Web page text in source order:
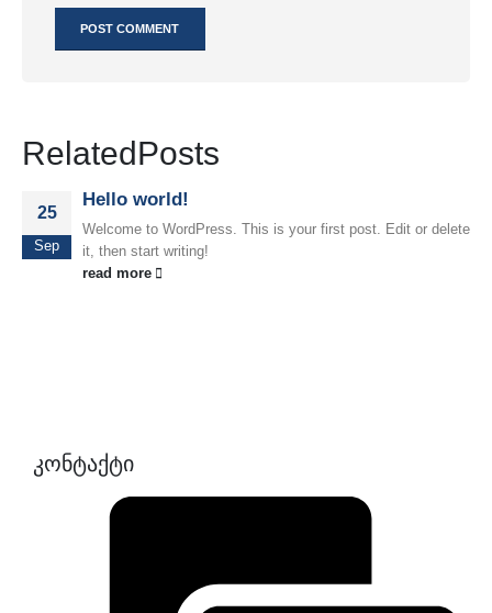
RelatedPosts
25
Sep
Hello world!
Welcome to WordPress. This is your first post. Edit or delete
it, then start writing!
read more
კონტაქტი